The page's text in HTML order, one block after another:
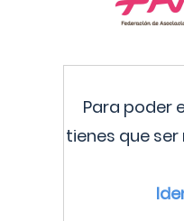
Para poder
tienes que ser